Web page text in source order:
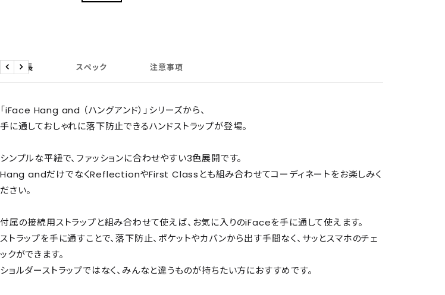
商品特長 スペック 注意事項
戻 次
「iFace Hang and （ハングアンド）」シリーズから、
手に通しておしゃれに落下防止できるハンドストラップが登場。
シンプルな平紐で、ファッションに合わせやすい3色展開です。
Hang andだけでなくReflectionやFirst Classとも組み合わせてコーディネートをお楽しみく
ださい。
付属の接続用ストラップと組み合わせて使えば、お気に入りのiFaceを手に通して使えます。
ストラップを手に通すことで、落下防止、ポケットやカバンから出す手間なく、サッとスマホのチェ
ックができます。
ショルダーストラップではなく、みんなと違うものが持ちたい方におすすめです。